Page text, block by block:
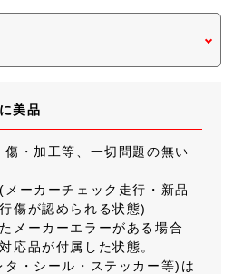
美品
・加工等、一切問題の無い
ーカーチェック走行・新品
傷が認められる状態)
メーカーエラーがある場合
応品が付属した状態。
・シール・ステッカー等)は